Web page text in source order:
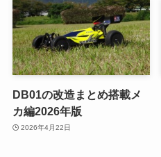
DB01の改造まとめ搭載メ
カ編2026年版
2026年4月22日